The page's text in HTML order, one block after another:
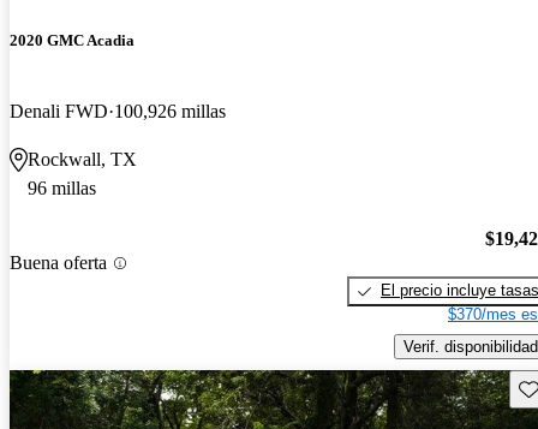
2020 GMC Acadia
Denali FWD 100,926 millas
Rockwall, TX
96 millas
Buena oferta
El precio incluye tasas
$370/mes
Verif. disponibilidad